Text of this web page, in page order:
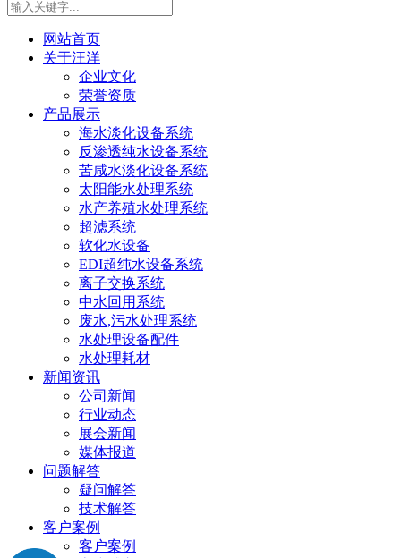
网站首页
关于汪洋
企业文化
荣誉资质
产品展示
海水淡化设备系统
反渗透纯水设备系统
苦咸水淡化设备系统
太阳能水处理系统
水产养殖水处理系统
超滤系统
软化水设备
EDI超纯水设备系统
离子交换系统
中水回用系统
废水,污水处理系统
水处理设备配件
水处理耗材
新闻资讯
公司新闻
行业动态
展会新闻
媒体报道
问题解答
疑问解答
技术解答
客户案例
客户案例